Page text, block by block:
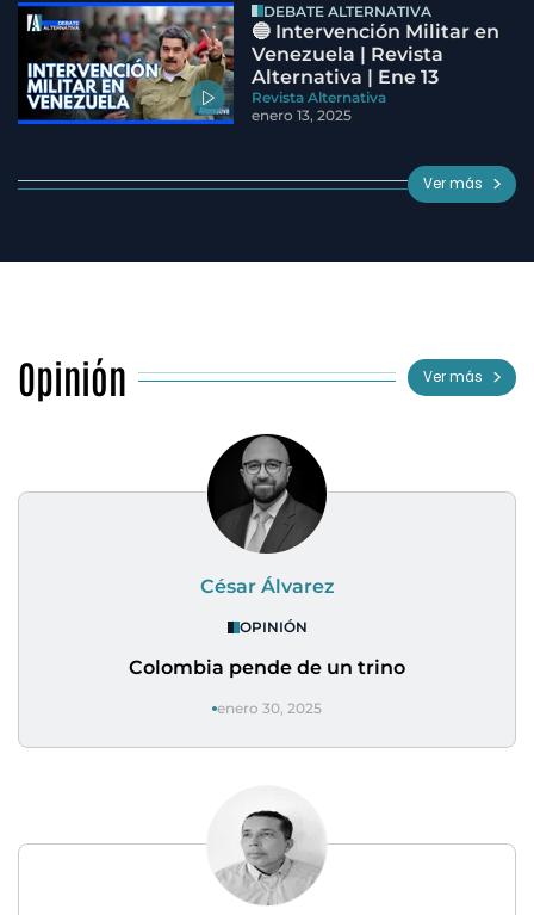
DEBATE ALTERNATIVA
🔵 Intervención Militar en
Venezuela | Revista
Alternativa | Ene 13
Revista Alternativa
enero 13, 2025
Ver más
Opinión Ver más
César Álvarez
OPINIÓN
Colombia pende de un trino
enero 30, 2025